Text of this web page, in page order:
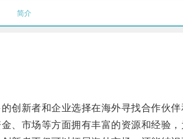
简介
新者和企业选择在海外寻找合作伙伴
市场等方面拥有丰富的资源和经验，